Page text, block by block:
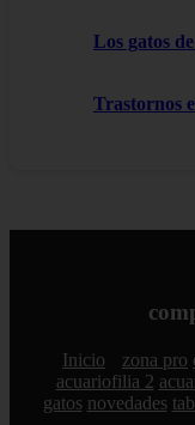
Los gatos
Trastornos
Inicio zona pro
acuariofilia 2
gatos novedades